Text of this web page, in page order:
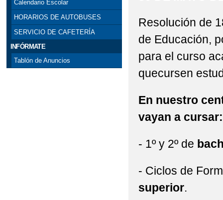
Calendario Escolar
HORARIOS DE AUTOBUSES
SERVICIO DE CAFETERÍA
INFÓRMATE
Tablón de Anuncios
Resolución de
de Educación,
para el curso
quecursen
En nuestro
vayan a cursar:
- 1º y 2º de
- Ciclos de
superior.